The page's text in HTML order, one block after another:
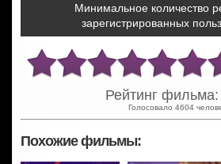
Минимальное количество
зарегистрированных
Рейтинг фильма:
Голосовало 4604
Похожие фильмы: